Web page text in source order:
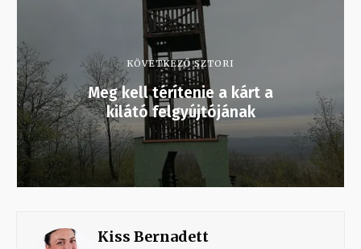
KÖVETKEZŐ SZTORI
Meg kell térítenie a kárt a
kilátó felgyújtójának
Kiss Bernadett